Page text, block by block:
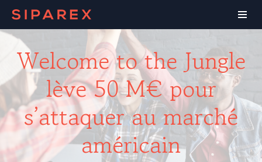
Welcome to the Jungle
lève 50 M€ pour
s’attaquer au marché
américain